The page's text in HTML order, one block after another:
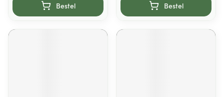
Bestel Bestel